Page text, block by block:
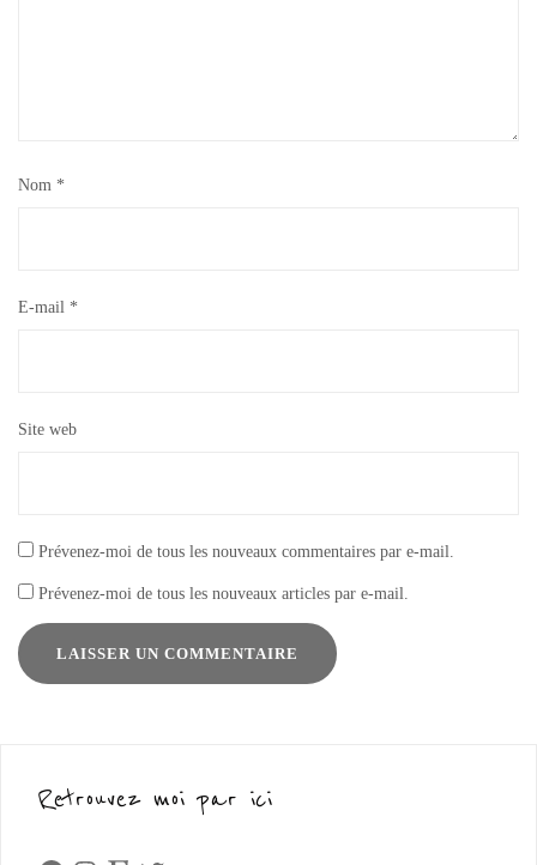
Nom *
E-mail *
Site web
Prévenez-moi de tous les nouveaux commentaires par e-mail.
Prévenez-moi de tous les nouveaux articles par e-mail.
Retrouvez moi par ici